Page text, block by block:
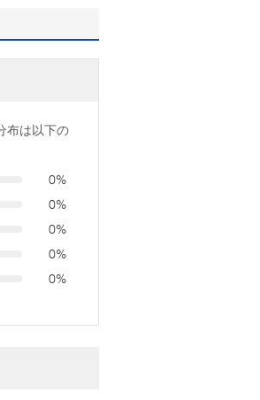
布は以下の
0%
0%
0%
0%
0%